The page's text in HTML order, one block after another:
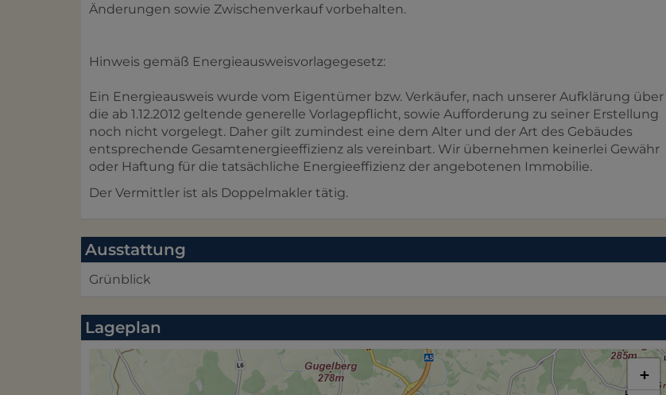
Änderungen sowie Zwischenverkauf vorbehalten.
Hinweis gemäß Energieausweisvorlagegesetz:
Ein Energieausweis wurde vom Eigentümer bzw. Verkäufer, nach unserer Aufklärung über
die ab 1.12.2012 geltende generelle Vorlagepflicht, sowie Aufforderung zu seiner Erstellung
noch nicht vorgelegt. Daher gilt zumindest eine dem Alter und der Art des Gebäudes
entsprechende Gesamtenergieeffizienz als vereinbart. Wir übernehmen keinerlei Gewähr
oder Haftung für die tatsächliche Energieeffizienz der angebotenen Immobilie.
Der Vermittler ist als Doppelmakler tätig.
Ausstattung
Grünblick
Lageplan
+